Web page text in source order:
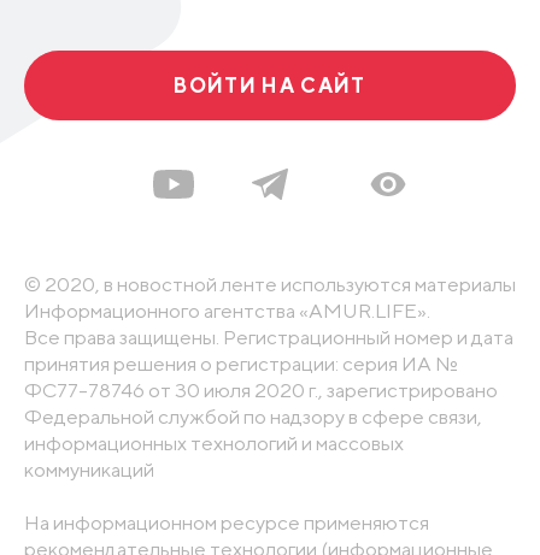
ВОЙТИ НА САЙТ
© 2020, в новостной ленте используются материалы
Информационного агентства «AMUR.LIFE».
Все права защищены. Регистрационный номер и дата
принятия решения о регистрации: серия ИА №
ФС77-78746 от 30 июля 2020 г., зарегистрировано
Федеральной службой по надзору в сфере связи,
информационных технологий и массовых
коммуникаций
На информационном ресурсе применяются
рекомендательные технологии (информационные